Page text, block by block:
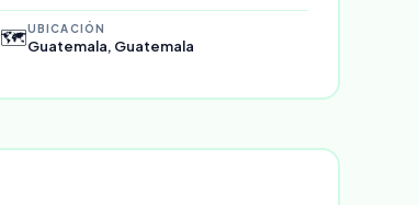
🗺️UBICACIÓN
Guatemala, Guatemala